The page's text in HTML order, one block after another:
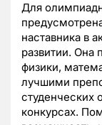
Для
наставника в
развитии. Она
физики,
лучшими
студенческих
конкурсах.